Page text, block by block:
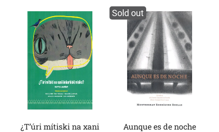
¿T’úri mítiski na xani
Sold out
Aunque es de noche